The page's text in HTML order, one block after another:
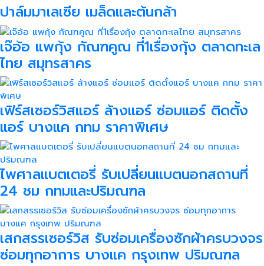
ปาล์มมาเลเซีย เมล็ดและต้นกล้า
เจ๊อ้อ แพกุ้ง กัณฑคูณ ที่1เรื่องกุ้ง ตลาดทะเล
ไทย สมุทรสาคร
เฟิร์สเซอร์วิสแอร์ ล้างแอร์ ซ่อมแอร์ ติดตั้ง
แอร์ บางแค กทม ราคาพิเศษ
ไพศาลแบตเตอรี่ รับเปลี่ยนแบตนอกสถานที่
24 ชม กทมและปริมณฑล
เสกสรรเซอร์วิส รับซ่อมเครื่องซักผ้าครบวงจร
ซ่อมทุกอาการ บางแค กรุงเทพ ปริมณฑล